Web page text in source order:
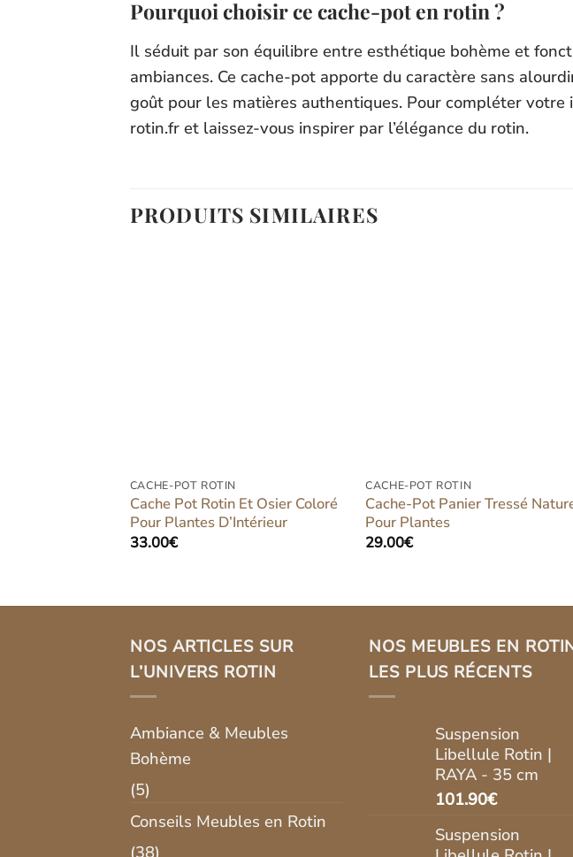
Pourquoi choisir ce cache-pot en rotin ?
Il séduit par son équilibre entre esthétique bohème et
ambiances. Ce cache-pot apporte du caractère sans
goût pour les matières authentiques. Pour compléter
rotin.fr et laissez-vous inspirer par l’élégance du rotin.
PRODUITS SIMILAIRES
CACHE-POT ROTIN
Cache Pot Rotin Et Osier Coloré
Pour Plantes D’Intérieur
33.00€
CACHE-POT ROTIN
Cache-Pot Panier Tressé
Pour Plantes
29.00€
39.00€
NOS ARTICLES SUR
L’UNIVERS ROTIN
Ambiance & Meubles
Bohème
(5)
Conseils Meubles en Rotin
(38)
NOS MEUBLES EN
LES PLUS RÉCENTS
Suspension
Libellule Rotin |
RAYA - 35 cm
101.90€
Suspension